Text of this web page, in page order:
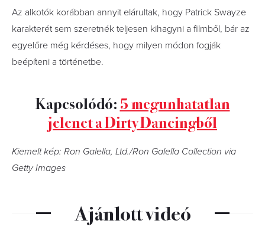
Az alkotók korábban annyit elárultak, hogy Patrick Swayze
karakterét sem szeretnék teljesen kihagyni a filmből, bár az
egyelőre még kérdéses, hogy milyen módon fogják
beépíteni a történetbe.
Kapcsolódó:5 megunhatatlan
jelenet a Dirty Dancingből
Kiemelt kép: Ron Galella, Ltd./Ron Galella Collection via
Getty Images
Ajánlott videó